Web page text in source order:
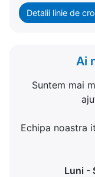
Detalii linie de
Ai
Suntem mai
Echipa noastra
Luni -